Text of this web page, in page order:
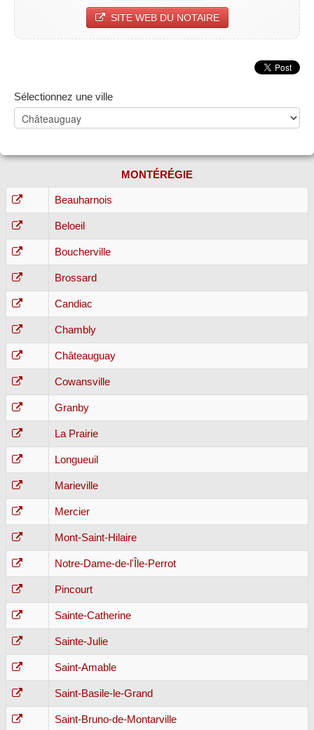
SITE WEB DU NOTAIRE
Sélectionnez une ville
MONTÉRÉGIE
Beauharnois
Beloeil
Boucherville
Brossard
Candiac
Chambly
Châteauguay
Cowansville
Granby
La Prairie
Longueuil
Marieville
Mercier
Mont-Saint-Hilaire
Notre-Dame-de-l'Île-Perrot
Pincourt
Sainte-Catherine
Sainte-Julie
Saint-Amable
Saint-Basile-le-Grand
Saint-Bruno-de-Montarville